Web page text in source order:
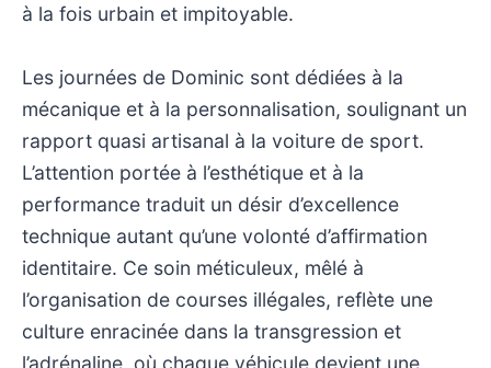
à la fois urbain et impitoyable.
Les journées de Dominic sont dédiées à la
mécanique et à la personnalisation, soulignant un
rapport quasi artisanal à la voiture de sport.
L’attention portée à l’esthétique et à la
performance traduit un désir d’excellence
technique autant qu’une volonté d’affirmation
identitaire. Ce soin méticuleux, mêlé à
l’organisation de courses illégales, reflète une
culture enracinée dans la transgression et
l’adrénaline, où chaque véhicule devient une